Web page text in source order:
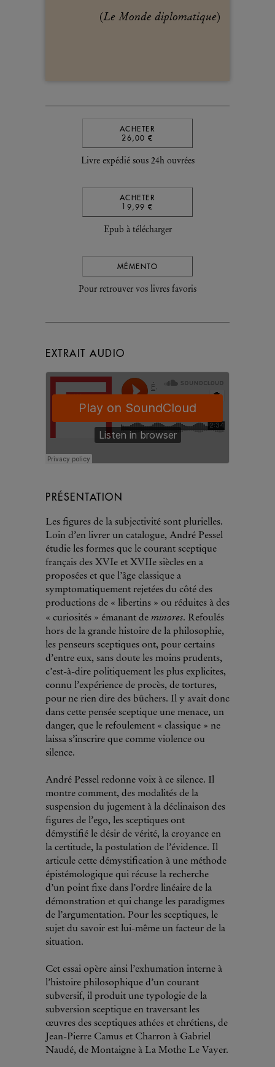
(Le Monde diplomatique)
ACHETER
26,00 €
Livre expédié sous 24h ouvrées
ACHETER
19,99 €
Epub à télécharger
MÉMENTO
Pour retrouver vos livres favoris
EXTRAIT AUDIO
PRÉSENTATION
Les figures de la subjectivité sont plurielles.
Loin d’en livrer un catalogue, André Pessel
étudie les formes que le courant sceptique
français des XVIe et XVIIe siècles en a
proposées et que l’âge classique a
symptomatiquement rejetées du côté des
productions de « libertins » ou réduites à des
« curiosités » émanant de minores. Refoulés
hors de la grande histoire de la philosophie,
les penseurs sceptiques ont, pour certains
d’entre eux, sans doute les moins prudents,
c’est-à-dire politiquement les plus explicites,
connu l’expérience de procès, de tortures,
pour ne rien dire des bûchers. Il y avait donc
dans cette pensée sceptique une menace, un
danger, que le refoulement « classique » ne
laissa s’inscrire que comme violence ou
silence.
André Pessel redonne voix à ce silence. Il
montre comment, des modalités de la
suspension du jugement à la déclinaison des
figures de l’ego, les sceptiques ont
démystifié le désir de vérité, la croyance en
la certitude, la postulation de l’évidence. Il
articule cette démystification à une méthode
épistémologique qui récuse la recherche
d’un point fixe dans l’ordre linéaire de la
démonstration et qui change les paradigmes
de l’argumentation. Pour les sceptiques, le
sujet du savoir est lui-même un facteur de la
situation.
Cet essai opère ainsi l’exhumation interne à
l’histoire philosophique d’un courant
subversif, il produit une typologie de la
subversion sceptique en traversant les
œuvres des sceptiques athées et chrétiens, de
Jean-Pierre Camus et Charron à Gabriel
Naudé, de Montaigne à La Mothe Le Vayer.